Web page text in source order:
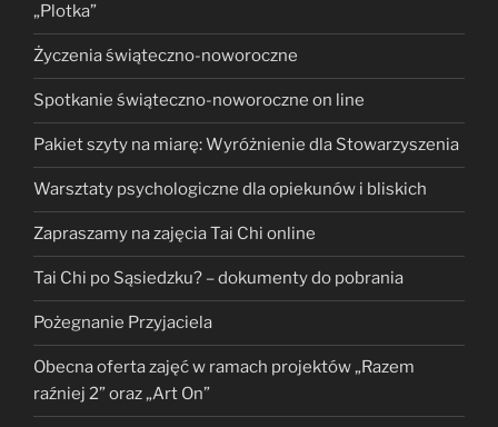
„Plotka”
Życzenia świąteczno-noworoczne
Spotkanie świąteczno-noworoczne on line
Pakiet szyty na miarę: Wyróżnienie dla Stowarzyszenia
Warsztaty psychologiczne dla opiekunów i bliskich
Zapraszamy na zajęcia Tai Chi online
Tai Chi po Sąsiedzku? – dokumenty do pobrania
Pożegnanie Przyjaciela
Obecna oferta zajęć w ramach projektów „Razem
raźniej 2” oraz „Art On”